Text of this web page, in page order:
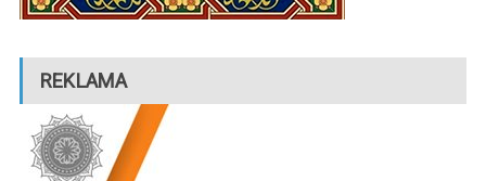
REKLAMA